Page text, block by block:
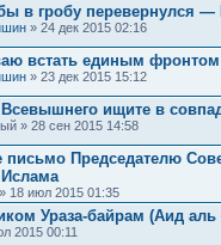
в гробу перевернулся —
» 24 дек 2015 02:16
встать единым
» 23 дек 2015 15:12
ищите в
» 28 сен 2015 14:58
письмо Председателю
» 18 июл 2015 01:35
Ураза-байрам (Аид аль
2015 00:11